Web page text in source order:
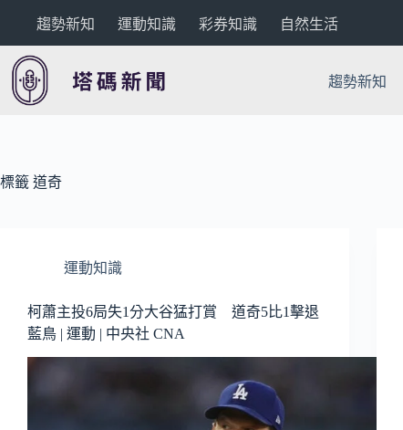
要
內
趨勢新知 運動知識 彩券知識 自然生活
趨勢新知
標籤 道奇
運動知識
柯蕭主投6局失1分大谷猛打賞 道奇5比1擊退
藍鳥 | 運動 | 中央社 CNA